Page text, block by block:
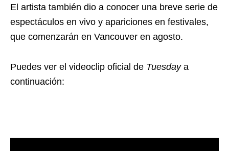
El artista también dio a conocer una breve serie de
espectáculos en vivo y apariciones en festivales,
que comenzarán en Vancouver en agosto.
Puedes ver el videoclip oficial de Tuesdaya
continuación: